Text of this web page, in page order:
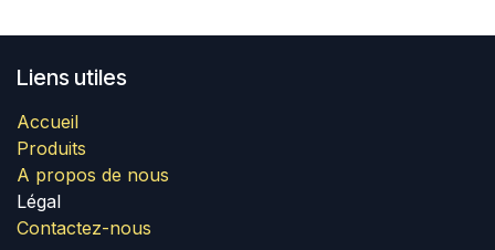
Liens utiles
Accueil
Produits
A propos de nous
Légal
Contactez-nous